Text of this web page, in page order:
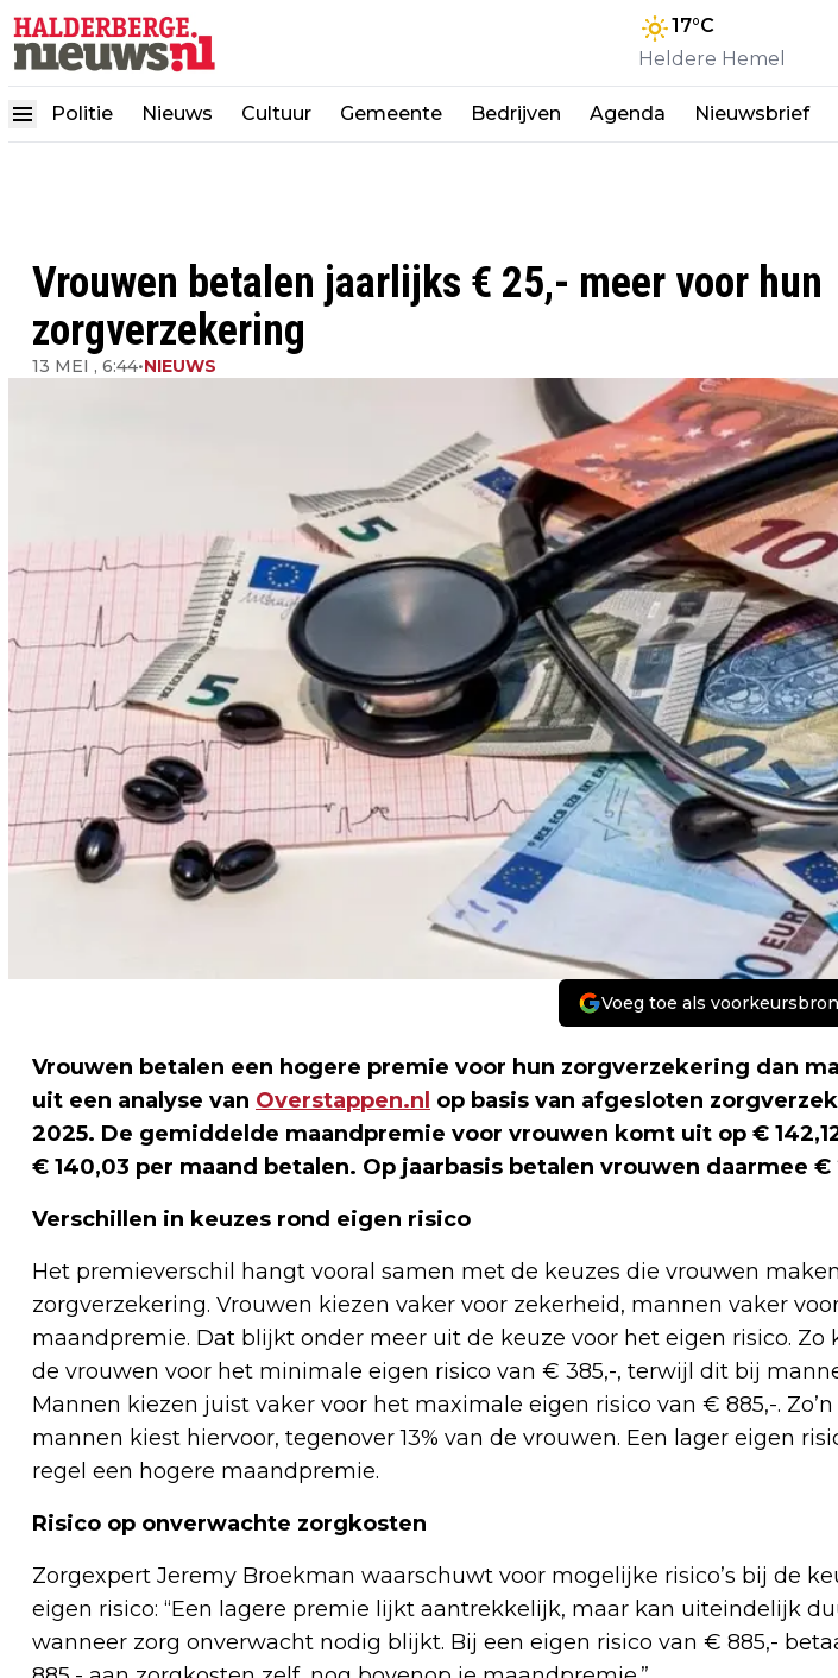
17°C
Heldere Hemel
Politie Nieuws Cultuur Gemeente Bedrijven Agenda Nieuwsbrief
Vrouwen betalen jaarlijks € 25,- meer voor hun
zorgverzekering
13 MEI , 6:44•NIEUWS
Voeg toe als
Vrouwen betalen een hogere premie voor hun zorgverzekering dan
uit een analyse van Overstappen.nl op basis van afgesloten
2025. De gemiddelde maandpremie voor vrouwen komt uit op €
€ 140,03 per maand betalen. Op jaarbasis betalen vrouwen daarmee
Verschillen in keuzes rond eigen risico
Het premieverschil hangt vooral samen met de keuzes die vrouwen
zorgverzekering. Vrouwen kiezen vaker voor zekerheid, mannen vaker
maandpremie. Dat blijkt onder meer uit de keuze voor het eigen risico. Zo
de vrouwen voor het minimale eigen risico van € 385,-, terwijl dit bij
Mannen kiezen juist vaker voor het maximale eigen risico van € 885,-. Zo’n
mannen kiest hiervoor, tegenover 13% van de vrouwen. Een lager eigen
regel een hogere maandpremie.
Risico op onverwachte zorgkosten
Zorgexpert Jeremy Broekman waarschuwt voor mogelijke risico’s bij de
eigen risico: “Een lagere premie lijkt aantrekkelijk, maar kan uiteindelijk
wanneer zorg onverwacht nodig blijkt. Bij een eigen risico van € 885,-